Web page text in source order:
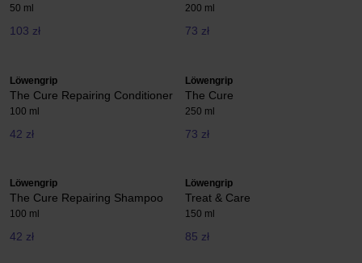
50 ml
103 zł
200 ml
73 zł
Löwengrip
The Cure Repairing Conditioner
100 ml
42 zł
Löwengrip
The Cure
250 ml
73 zł
Löwengrip
The Cure Repairing Shampoo
100 ml
42 zł
Löwengrip
Treat & Care
150 ml
85 zł